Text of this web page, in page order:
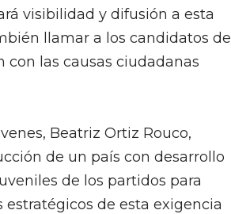
visibilidad y difusión a esta
llamar a los candidatos de
las causas ciudadanas
Beatriz Ortiz Rouco,
de un país con desarrollo
de los partidos para
de esta exigencia